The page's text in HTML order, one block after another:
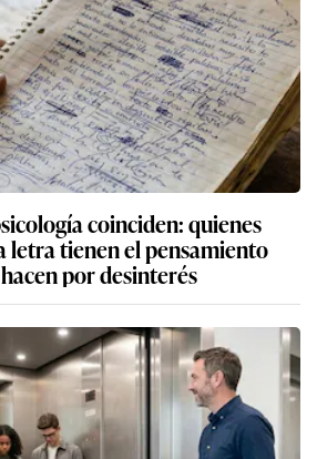
coinciden: quienes
letra tienen el pensamiento
por desinterés